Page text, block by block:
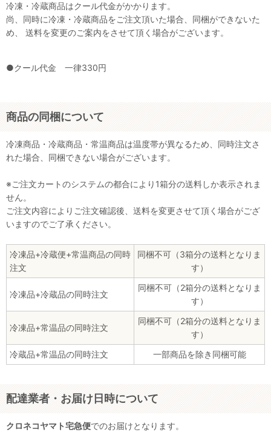
冷凍・冷蔵商品はクール代金がかかります。
尚、同時に冷凍・冷蔵商品をご注文頂いた場合、同梱ができないた
め、 送料を変更のご案内をさせて頂く場合がございます。
●クール代金 一律330円
商品の同梱について
冷凍商品・冷蔵商品・常温商品は温度帯が異なるため、同時注文さ
れた場合、同梱できない場合がございます。
※ご注文カートのシステムの都合により1箱分の送料しか表示されま
せん。
ご注文内容によりご注文確認後、送料を変更させて頂く場合がござ
いますのでご了承ください。
冷凍品+冷蔵便+常温商品の同時
注文
同梱不可（3箱分の送料となりま
す）
冷凍品+冷蔵品の同時注文
同梱不可（2箱分の送料となりま
す）
冷凍品+常温品の同時注文
同梱不可（2箱分の送料となりま
す）
冷蔵品+常温品の同時注文
一部商品を除き同梱可能
配達業者・お届け日時について
クロネコヤマト宅急便でのお届けとなります。